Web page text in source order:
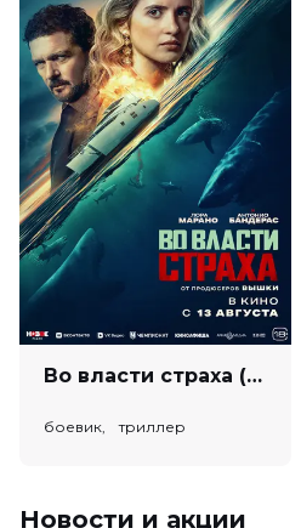
Во власти страха (18+)
боевик, триллер
Новости и акции